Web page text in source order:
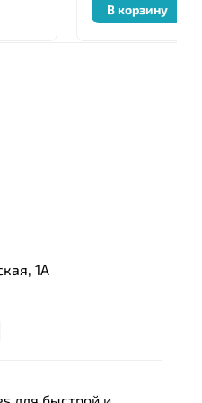
кто молод душой и в
В корзину
1А
для быстрой и